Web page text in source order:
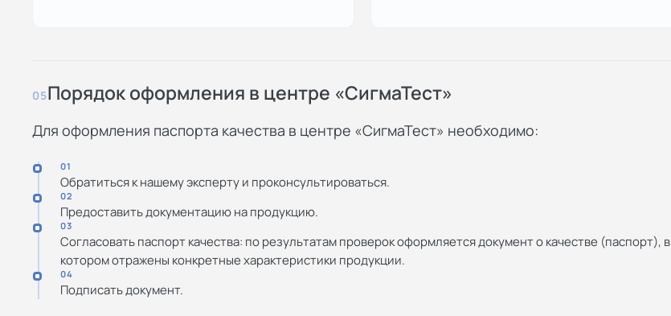
05Порядок оформления в центре «СигмаТест»
Для оформления паспорта качества в центре «СигмаТест» необходимо:
01
Обратиться к нашему эксперту и проконсультироваться.
02
Предоставить документацию на продукцию.
03
Согласовать паспорт качества: по результатам проверок оформляется документ о качестве (паспорт), в
котором отражены конкретные характеристики продукции.
04
Подписать документ.